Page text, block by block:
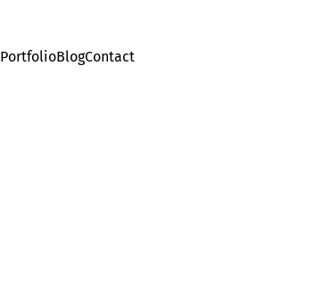
PortfolioBlogContact